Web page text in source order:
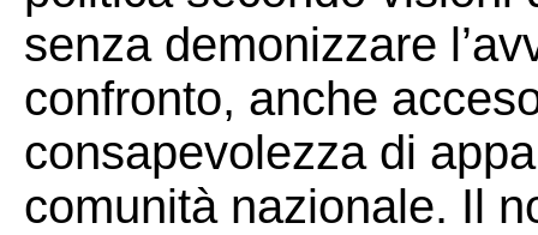
senza demonizzare
confronto, anche
consapevolezza di
comunità nazionale. Il